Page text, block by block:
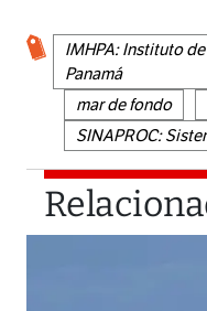
IMHPA: Instituto
Panamá
mar de fondo
SINAPROC: